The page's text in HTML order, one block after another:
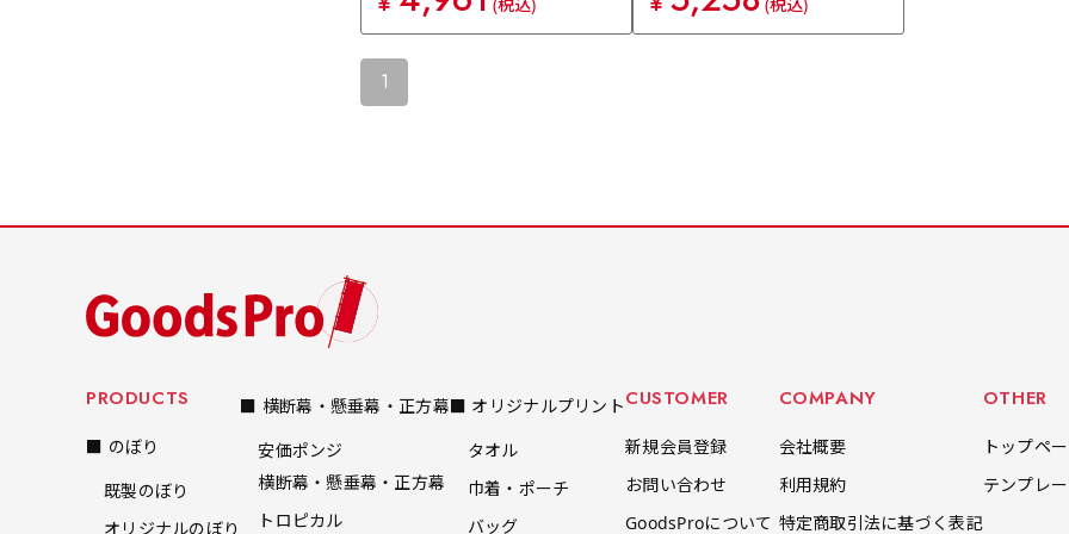
1
PRODUCTS
■ のぼり
既製のぼり
オリジナルのぼり
■ 横断幕・懸垂幕・正方幕
安価ポンジ
横断幕・懸垂幕・正方幕
トロピカル
■ オリジナルプリント
タオル
巾着・ポーチ
バッグ
CUSTOMER
新規会員登録
お問い合わせ
GoodsProについて
COMPANY
会社概要
利用規約
特定商取引法に基づく表記
OTHER
トップペ
テンプレ